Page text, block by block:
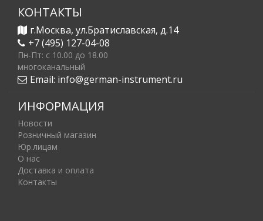
КОНТАКТЫ
г.Москва, ул.Братиславская, д.14
+7 (495) 127-04-08
Пн-Пт: c 10.00 до 18.00
многоканальный
Email: info@german-instrument.ru
ИНФОРМАЦИЯ
Новости
Розничный магазин
Юр.лицам
О нас
Доставка и оплата
Контакты